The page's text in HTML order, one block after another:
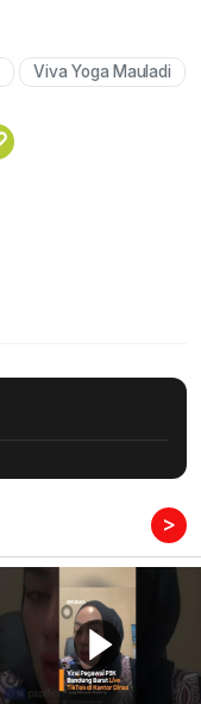
Viva Yoga Mauladi
>